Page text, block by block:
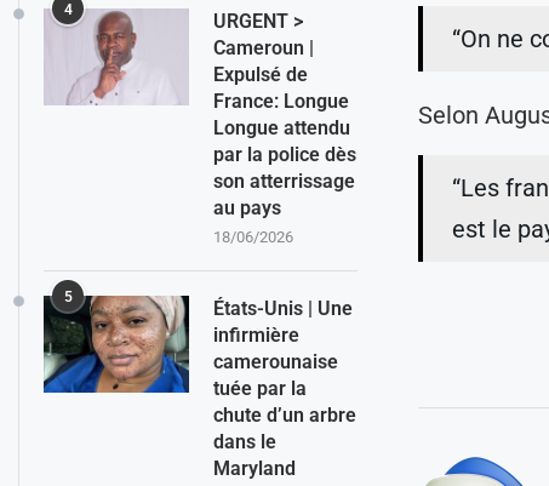
“On ne
Selon
“Les
est le
4
URGENT >
Cameroun |
Expulsé de
France: Longue
Longue attendu
par la police dès
son atterrissage
au pays
18/06/2026
5
États-Unis | Une
infirmière
camerounaise
tuée par la
chute d’un arbre
dans le
Maryland